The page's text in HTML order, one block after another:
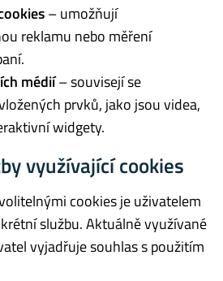
– umožňují
reklamu nebo měření
médií– souvisejí se
prvků, jako jsou videa,
widgety.
využívající cookies
cookies je uživatelem
službu. Aktuálně využívané
vyjadřuje souhlas s použitím